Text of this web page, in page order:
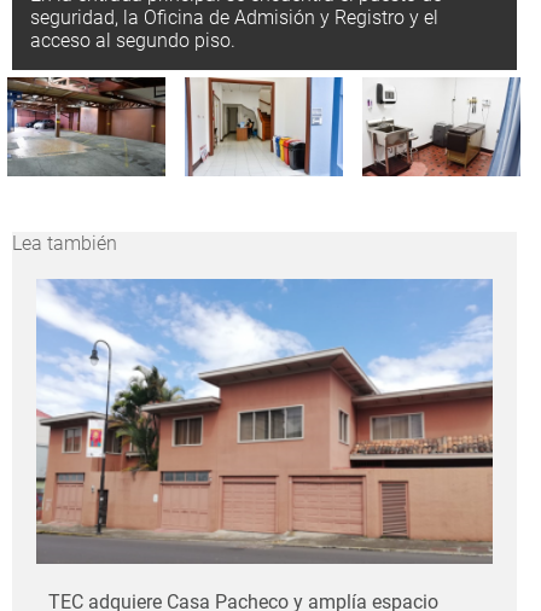
seguridad, la Oficina de Admisión y Registro y el
acceso al segundo piso.
Lea también
TEC adquiere Casa Pacheco y amplía espacio